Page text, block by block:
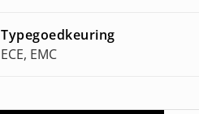
Typegoedkeuring
ECE, EMC